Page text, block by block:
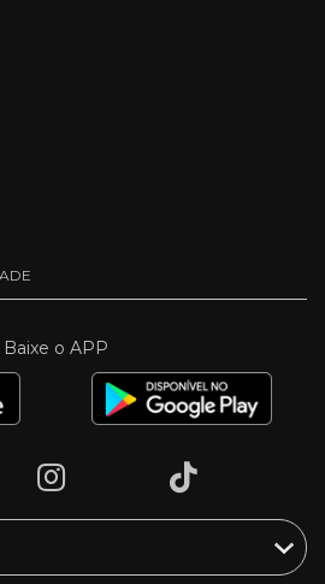
Baixe o APP